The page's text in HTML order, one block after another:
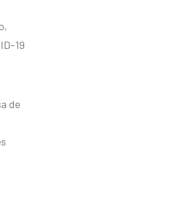
19
de